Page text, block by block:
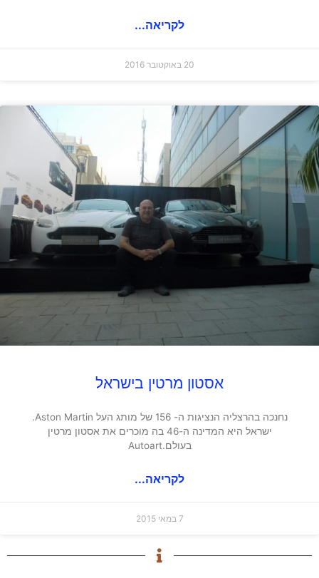
לקריאה...
20 באוקטובר 2016
אסטון מרטין בישראל
נחנכה בהרצליה הנציגות ה- 156 של מותג העל Aston Martin.
ישראל היא המדינה ה-46 בה מוכרים את אסטון מרטין
בעולם.Autoart
לקריאה...
7 במאי 2015